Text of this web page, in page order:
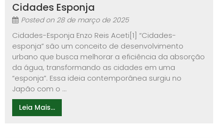
Cidades Esponja
Posted on 28 de março de 2025
Cidades-Esponja Enzo Reis Aceti[1] “Cidades-
esponja” são um conceito de desenvolvimento
urbano que busca melhorar a eficiência da absorção
da água, transformando as cidades em uma
“esponja”. Essa ideia contemporânea surgiu no
Japão com o ...
Leia Mais...